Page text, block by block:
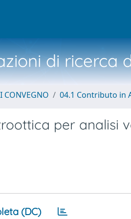
di ricerca
CONVEGNO 04.1 Contributo in
per analisi
(DC)